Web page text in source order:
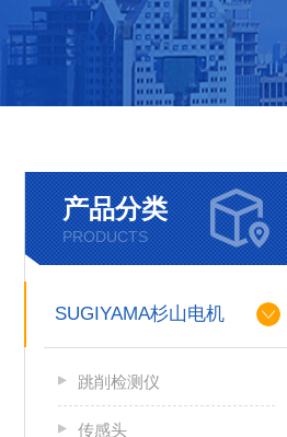
产品分类
PRODUCTS
SUGIYAMA杉山电机
跳削检测仪
传感头